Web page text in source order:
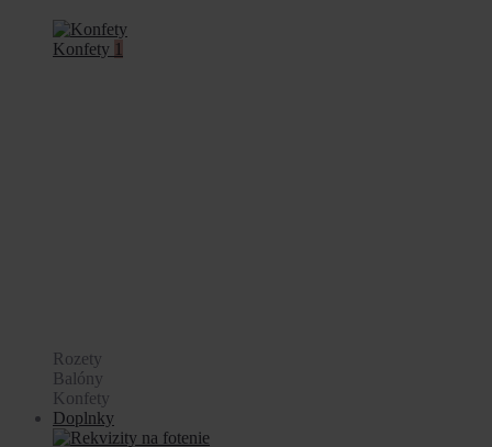
Konfety 1
Rozety
Balóny
Konfety
Doplnky